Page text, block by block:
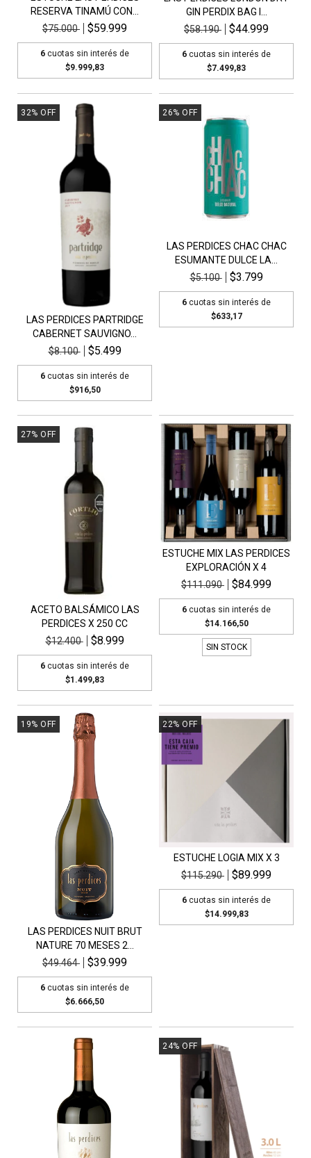
RESERVA TINAMÚ CON...
$75.000
$59.999
6 cuotas sin interés de
$9.999,83
GIN PERDIX BAG I...
$58.190
$44.999
6 cuotas sin interés de
$7.499,83
32% OFF
LAS PERDICES PARTRIDGE
CABERNET SAUVIGNO...
$8.100
$5.499
6 cuotas sin interés de
$916,50
26% OFF
LAS PERDICES CHAC CHAC
ESUMANTE DULCE LA...
$5.100
$3.799
6 cuotas sin interés de
$633,17
27% OFF
ACETO BALSÁMICO LAS
PERDICES X 250 CC
$12.400
$8.999
6 cuotas sin interés de
$1.499,83
ESTUCHE MIX LAS PERDICES
EXPLORACIÓN X 4
$111.090
$84.999
6 cuotas sin interés de
$14.166,50
SIN STOCK
19% OFF
LAS PERDICES NUIT BRUT
NATURE 70 MESES 2...
$49.464
$39.999
6 cuotas sin interés de
$6.666,50
22% OFF
ESTUCHE LOGIA MIX X 3
$115.290
$89.999
6 cuotas sin interés de
$14.999,83
24% OFF